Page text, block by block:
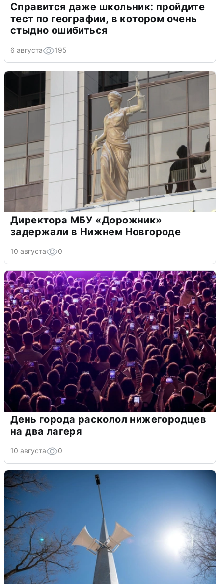
Справится даже школьник: пройдите
тест по географии, в котором очень
стыдно ошибиться
6 августа 195
Директора МБУ «Дорожник»
задержали в Нижнем Новгороде
10 августа 0
День города расколол нижегородцев
на два лагеря
10 августа 0